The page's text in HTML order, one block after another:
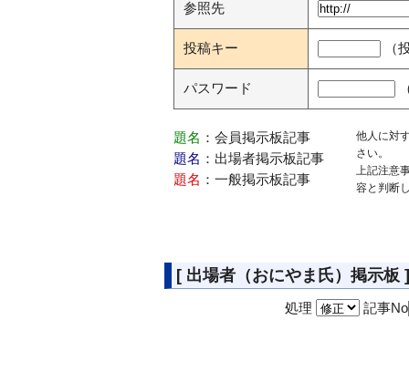
参照先
投稿キー （
パスワード
題名 ：会員掲示板記事
題名 ：出場者掲示板記事
題名 ：一般掲示板記事
他人に対
さい。
上記注意
容と判断
[ 出場者（おにやま氏）掲示板 ]
処理 記事No